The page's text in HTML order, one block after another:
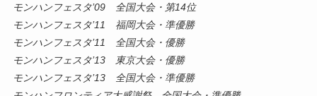
モンハンフェスタ’09 全国大会・第14位
モンハンフェスタ’11 福岡大会・準優勝
モンハンフェスタ’11 全国大会・優勝
モンハンフェスタ’13 東京大会・優勝
モンハンフェスタ’13 全国大会・準優勝